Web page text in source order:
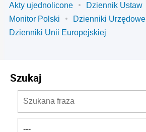
Akty ujednolicone
Dziennik Ustaw
Monitor Polski
Dzienniki Urzędowe
Dzienniki Unii Europejskiej
Szukaj